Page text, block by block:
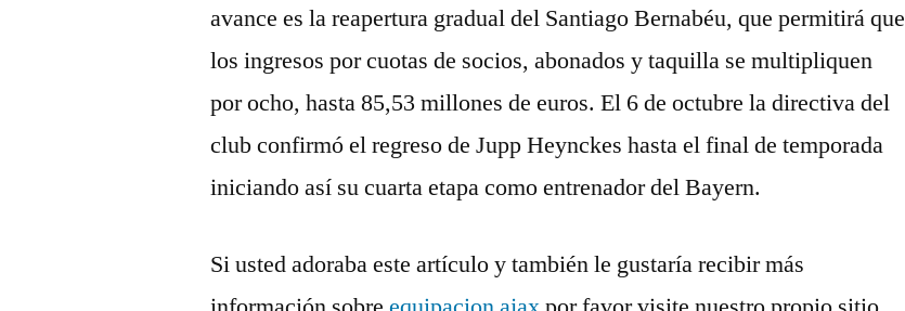
avance es la reapertura gradual del Santiago Bernabéu, que permitirá que
los ingresos por cuotas de socios, abonados y taquilla se multipliquen
por ocho, hasta 85,53 millones de euros. El 6 de octubre la directiva del
club confirmó el regreso de Jupp Heynckes hasta el final de temporada
iniciando así su cuarta etapa como entrenador del Bayern.
Si usted adoraba este artículo y también le gustaría recibir más